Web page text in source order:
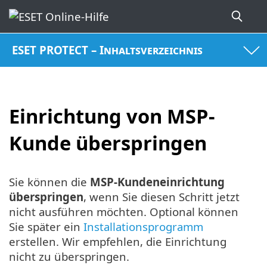
ESET PROTECT – Inhaltsverzeichnis
Einrichtung von MSP-
Kunde überspringen
Sie können die MSP-Kundeneinrichtung
überspringen, wenn Sie diesen Schritt jetzt
nicht ausführen möchten. Optional können
Sie später ein Installationsprogramm
erstellen. Wir empfehlen, die Einrichtung
nicht zu überspringen.